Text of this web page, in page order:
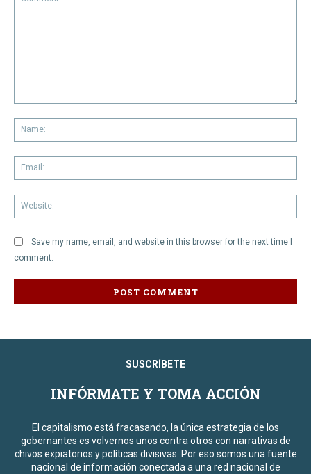
Save my name, email, and website in this browser for the next time I
comment.
SUSCRÍBETE
INFÓRMATE Y TOMA ACCIÓN
El capitalismo está fracasando, la única estrategia de los
gobernantes es volvernos unos contra otros con narrativas de
chivos expiatorios y políticas divisivas. Por eso somos una fuente
nacional de información conectada a una red nacional de